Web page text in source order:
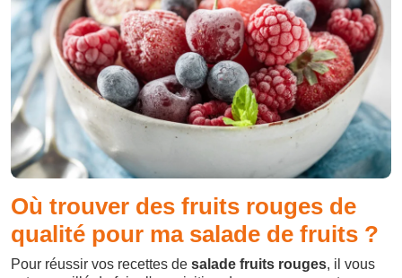
Où trouver des fruits rouges de
qualité pour ma salade de fruits ?
Pour réussir vos recettes de salade fruits rouges, il vous